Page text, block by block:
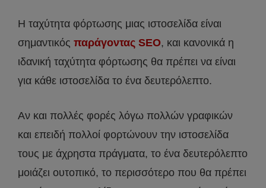
Η ταχύτητα φόρτωσης μιας ιστοσελίδα είναι
σημαντικός παράγοντας SEO, και κανονικά η
ιδανική ταχύτητα φόρτωσης θα πρέπει να είναι
για κάθε ιστοσελίδα το ένα δευτερόλεπτο.
Αν και πολλές φορές λόγω πολλών γραφικών
και επειδή πολλοί φορτώνουν την ιστοσελίδα
τους με άχρηστα πράγματα, το ένα δευτερόλεπτο
μοιάζει ουτοπικό, το περισσότερο που θα πρέπει